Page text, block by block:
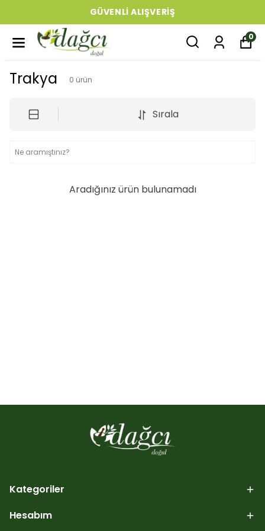
GÜVENLI ALIŞVERIŞ
0
Trakya 0 ürün
Sırala
Aradığınız ürün bulunamadı
Kategoriler
Hesabım